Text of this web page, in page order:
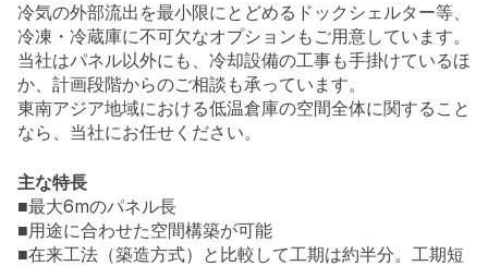
冷気の外部流出を最小限にとどめるドックシェルター等、
冷凍・冷蔵庫に不可欠なオプションもご用意しています。
当社はパネル以外にも、冷却設備の工事も手掛けているほ
か、計画段階からのご相談も承っています。
東南アジア地域における低温倉庫の空間全体に関すること
なら、当社にお任せください。
主な特長
■最大6mのパネル長
■用途に合わせた空間構築が可能
■在来工法（築造方式）と比較して工期は約半分。工期短